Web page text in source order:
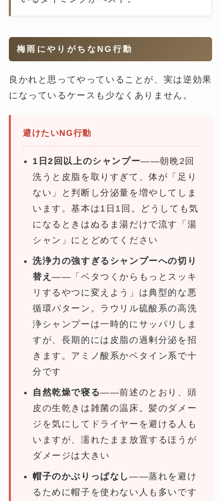
梅雨にやりがちなNG行動
良かれと思ってやっていることが、実は逆効果
になっているケースも少なくありません。
避けたいNG行動
1日2回以上のシャンプー——朝晩2回
洗うと皮脂を取りすぎて、体が「足り
ない」と判断し分泌量を増やしてしま
います。基本は1日1回。どうしても気
になるときはぬるま湯だけで流す「湯
シャン」にとどめてください
洗浄力の強すぎるシャンプーへの切り
替え——「ベタつくからもっとスッキ
リするやつに変えよう」は典型的な悪
循環パターン。ラウリル硫酸系の高洗
浄シャンプーは一時的にサッパリしま
すが、長期的には皮脂の過剰分泌を招
きます。アミノ酸系かベタイン系で十
分です
自然乾燥で寝る——前述のとおり、頭
皮の生乾きは雑菌の温床。髪のダメー
ジを気にしてドライヤーを避ける人も
いますが、濡れたまま放置するほうが
ダメージは大きい
帽子のかぶりっぱなし——蒸れを避け
るために帽子を使わない人も多いです